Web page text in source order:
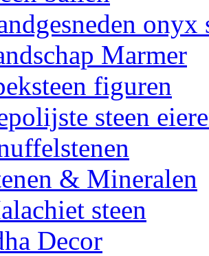
onyx
Marmer
figuren
steen
& Mineralen
steen
Decor